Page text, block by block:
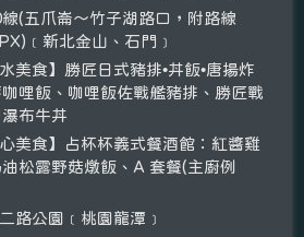
(五爪崙～竹子湖路口，附路線
新北金山、石門﹞
美食】勝匠日式豬排•丼飯•唐揚炸
哩飯、咖哩飯佐戰艦豬排、勝匠戰
布牛丼
美食】占杯杯義式餐酒館：紅醬雞
松露野菇燉飯、A 套餐(主廚例
路公園﹝桃園龍潭﹞